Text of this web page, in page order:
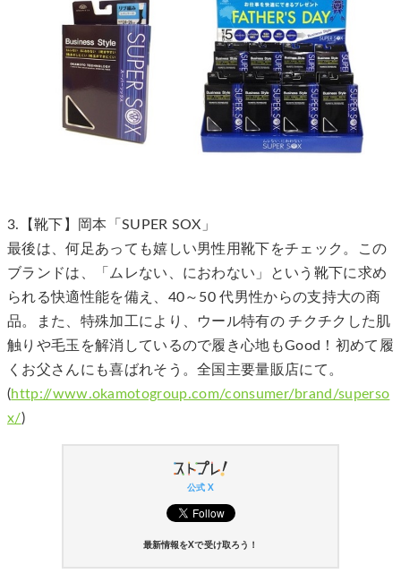
3.【靴下】岡本「SUPER SOX」
最後は、何足あっても嬉しい男性用靴下をチェック。この
ブランドは、「ムレない、におわない」という靴下に求め
られる快適性能を備え、40～50 代男性からの支持大の商
品。また、特殊加工により、ウール特有の チクチクした肌
触りや毛玉を解消しているので履き心地もGood！初めて履
くお父さんにも喜ばれそう。全国主要量販店にて。
(http://www.okamotogroup.com/consumer/brand/superso
x/)
公式 X
最新情報をXで受け取ろう！